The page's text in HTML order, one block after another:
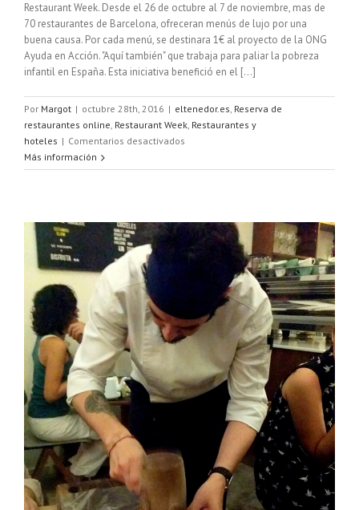
Restaurant Week. Desde el 26 de octubre al 7 de noviembre, mas de
70 restaurantes de Barcelona, ofreceran menús de lujo por una
buena causa. Por cada menú, se destinara 1€ al proyecto de la ONG
Ayuda en Acción. "Aquí también" que trabaja para paliar la pobreza
infantil en España. Esta iniciativa benefició en el [...]
Por Margot | octubre 28th, 2016 | eltenedor.es, Reserva de
restaurantes online, Restaurant Week, Restaurantes y
hoteles | Comentarios desactivados
Week
Más información